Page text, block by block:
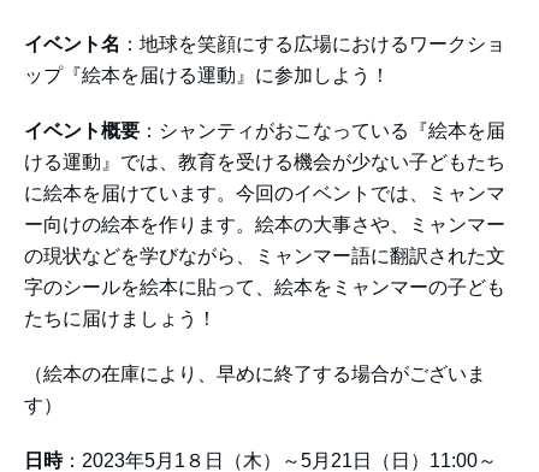
イベント名 ：地球を笑顔にする広場におけるワークショ
ップ『絵本を届ける運動』に参加しよう！
イベント概要 ：シャンティがおこなっている『絵本を届
ける運動』では、教育を受ける機会が少ない子どもたち
に絵本を届けています。今回のイベントでは、ミャンマ
ー向けの絵本を作ります。絵本の大事さや、ミャンマー
の現状などを学びながら、ミャンマー語に翻訳された文
字のシールを絵本に貼って、絵本をミャンマーの子ども
たちに届けましょう！
（絵本の在庫により、早めに終了する場合がございま
す）
日時：2023年5月1８日（木）～5月21日（日）11:00～